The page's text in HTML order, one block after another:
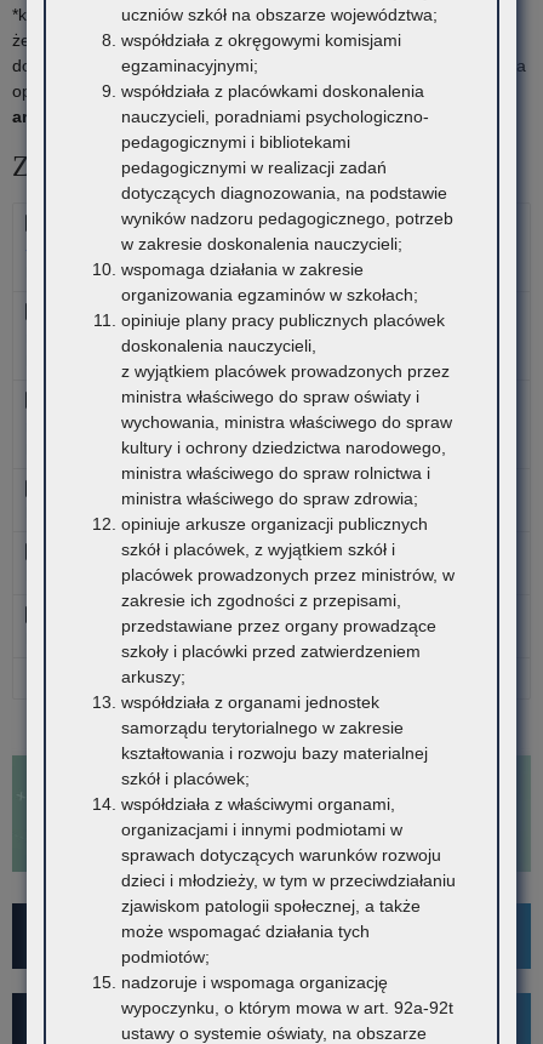
*kategoria A w przypadku, gdy Archiwum Państwowe wyda opinię,
że szkoła, placówka oświatowawytwarza materiały archiwalne
do kategorii B25, B50 w przypadku gdy archiwum państwowe wyda
opinię że szkoła, placówka oświatowanie wytwarza materiałów
archiwalnych , a jedynie dokumentację niearchiwalną.
Załączniki
Załącznik nr 6 - Protokół spisany na okoliczność przekazania
- przejęcia dokumentacji przebiegu nauczania
Data: 2025-12-18, rozmiar: 12 KB
Załącznik nr 1 - Wniosek o przejęcie dokumentacji przebiegu
nauczania - szkoły i placówki publiczne
Data: 2025-12-18, rozmiar: 13 KB
Załącznik nr 2 - Wniosek o przejęcie dokumentacji przebiegu
nauczania - szkoły i placówki oświatowe niepubliczne
Data: 2025-12-18, rozmiar: 13 KB
Załącznik nr 3 - Spis zdawczo-odbiorczy akt
Załącznik nr 4 - Opis teczki aktowej
Data: 2025-12-18, rozmiar: 12 KB
Załącznik nr 5 - Opis pudła archiwalnego
Data: 2025-12-18, rozmiar: 15 KB
Pobierz wszystkie pliki
For Foreigners
Wykaz szkół i placówek
uczniów szkół na obszarze województwa;
współdziała z okręgowymi komisjami
egzaminacyjnymi;
współdziała z placówkami doskonalenia
nauczycieli, poradniami psychologiczno-
pedagogicznymi i bibliotekami
pedagogicznymi w realizacji zadań
dotyczących diagnozowania, na podstawie
wyników nadzoru pedagogicznego, potrzeb
w zakresie doskonalenia nauczycieli;
wspomaga działania w zakresie
organizowania egzaminów w szkołach;
opiniuje plany pracy publicznych placówek
doskonalenia nauczycieli,
z wyjątkiem placówek prowadzonych przez
ministra właściwego do spraw oświaty i
wychowania, ministra właściwego do spraw
kultury i ochrony dziedzictwa narodowego,
ministra właściwego do spraw rolnictwa i
ministra właściwego do spraw zdrowia;
opiniuje arkusze organizacji publicznych
szkół i placówek, z wyjątkiem szkół i
placówek prowadzonych przez ministrów, w
zakresie ich zgodności z przepisami,
przedstawiane przez organy prowadzące
szkoły i placówki przed zatwierdzeniem
arkuszy;
współdziała z organami jednostek
samorządu terytorialnego w zakresie
kształtowania i rozwoju bazy materialnej
szkół i placówek;
współdziała z właściwymi organami,
organizacjami i innymi podmiotami w
sprawach dotyczących warunków rozwoju
dzieci i młodzieży, w tym w przeciwdziałaniu
zjawiskom patologii społecznej, a także
może wspomagać działania tych
podmiotów;
nadzoruje i wspomaga organizację
wypoczynku, o którym mowa w art. 92a-92t
ustawy o systemie oświaty, na obszarze